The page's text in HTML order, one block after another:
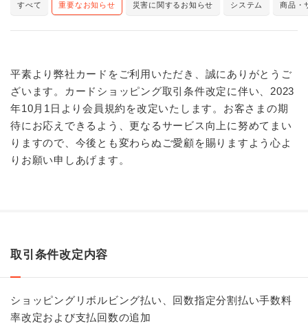
すべて 重要なお知らせ 災害に関するお知らせ システム 商品・
平素より弊社カードをご利用いただき、誠にありがとうご
ざいます。カードショッピング取引条件改定に伴い、2023
年10月1日より会員規約を改定いたします。お客さまの期
待にお応えできるよう、更なるサービス向上に努めてまい
りますので、今後とも変わらぬご愛顧を賜りますよう心よ
りお願い申しあげます。
取引条件改定内容
ショッピングリボルビング払い、回数指定分割払い手数料
率改定および支払回数の追加